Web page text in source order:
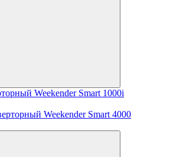
Weekender Smart 1000i